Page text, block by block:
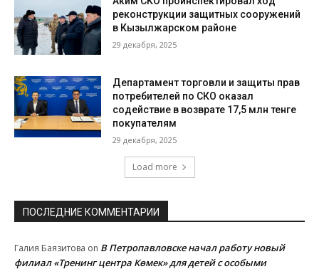
реконструкции защитных сооружений
в Кызылжарском районе
29 декабря, 2025
Департамент торговли и защиты прав
потребителей по СКО оказал
содействие в возврате 17,5 млн тенге
покупателям
29 декабря, 2025
Load more
ПОСЛЕДНИЕ КОММЕНТАРИИ
Галия Баязитова on В Петропавловске начал работу новый
филиал «Тренинг центра Көмек» для детей с особыми